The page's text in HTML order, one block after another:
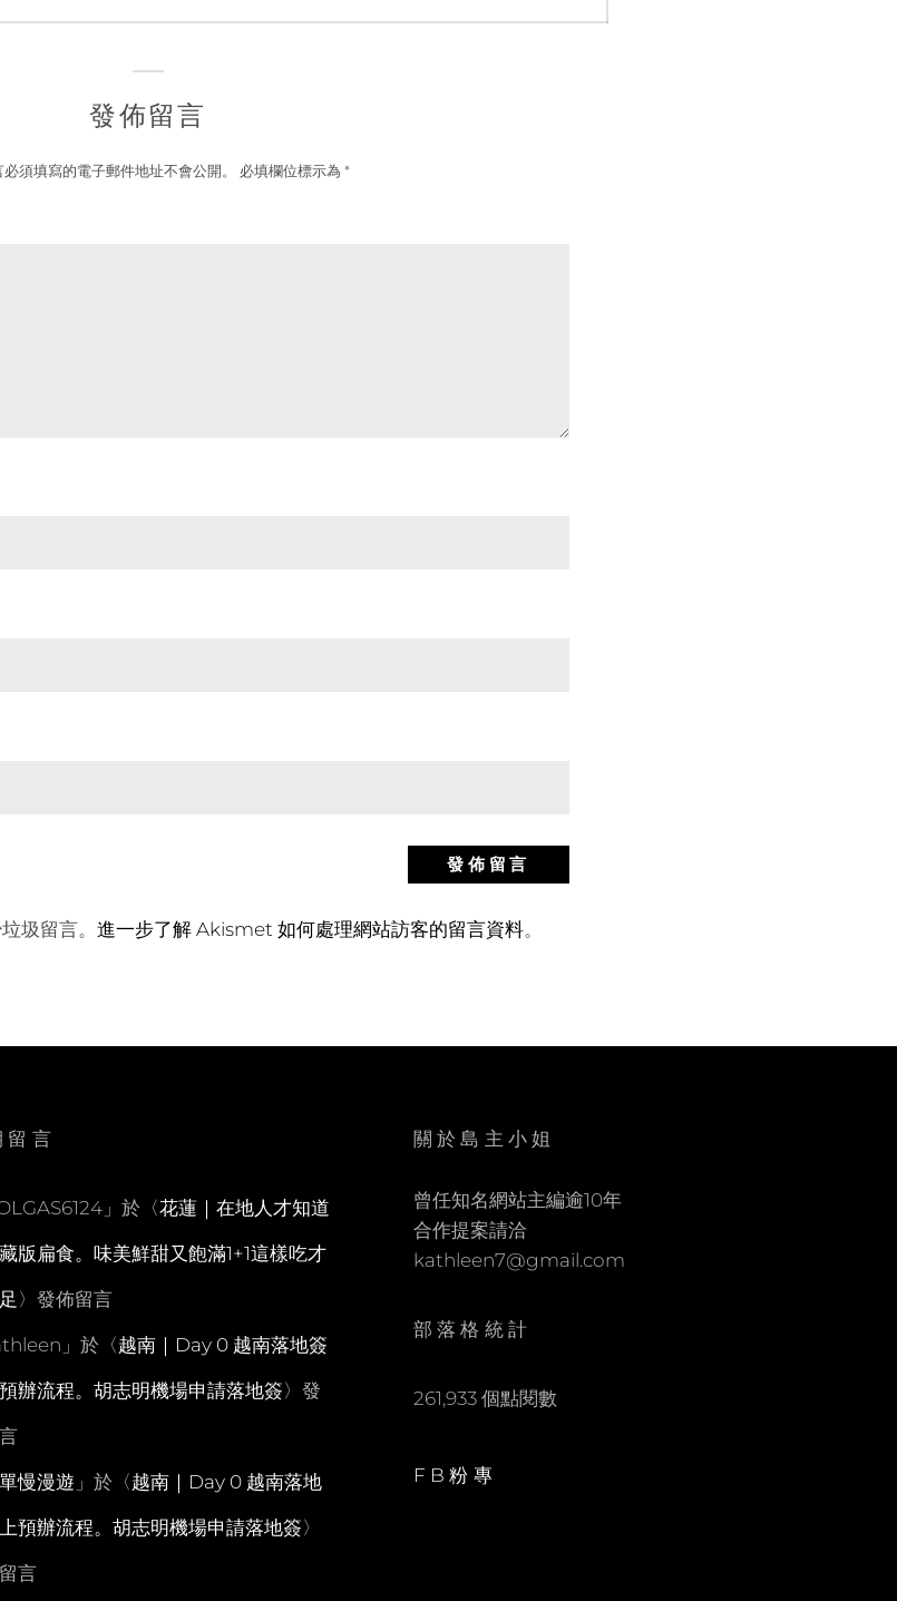
發佈留言
須填寫的電子郵件地址不會公開。 必填欄位標示為 *
圾留言。 進一步了解 Akismet 如何處理網站訪客的留言資料。
留言
」於〈花蓮｜在地人才知道
版扁食。味美鮮甜又飽滿1+1這樣吃才
〉發佈留言
」於〈越南｜Day 0 越南落地簽
辦流程。胡志明機場申請落地簽〉發
慢漫遊 」於〈越南｜Day 0 越南落地
預辦流程。胡志明機場申請落地簽〉
言
關於島主小姐
曾任知名網站主編逾10年
合作提案請洽
kathleen7@gmail.com
部落格統計
261,933 個點閱數
FB粉專